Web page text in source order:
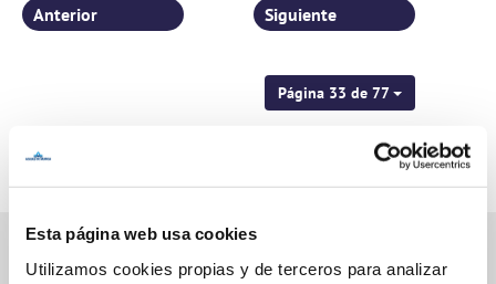
Esta página web usa cookies
Utilizamos cookies propias y de terceros para analizar
Página 33 de 77
Anterior Siguiente